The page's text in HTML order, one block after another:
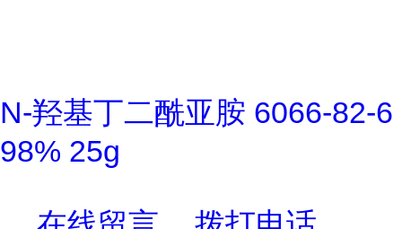
N-羟基丁二酰亚胺 6066-82-6
98% 25g